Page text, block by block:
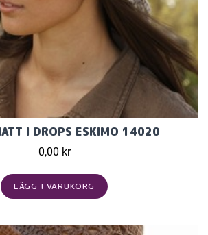
I DROPS ESKIMO 14020
0,00 kr
LÄGG I VARUKORG